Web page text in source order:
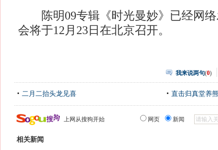
陈明09专辑《时光曼妙》已经网络
会将于12月23日在北京召开。
我来说两句(0)
二月二抬头龙见喜 直击归真堂养
上网从搜狗开始 网页 新闻
相关新闻